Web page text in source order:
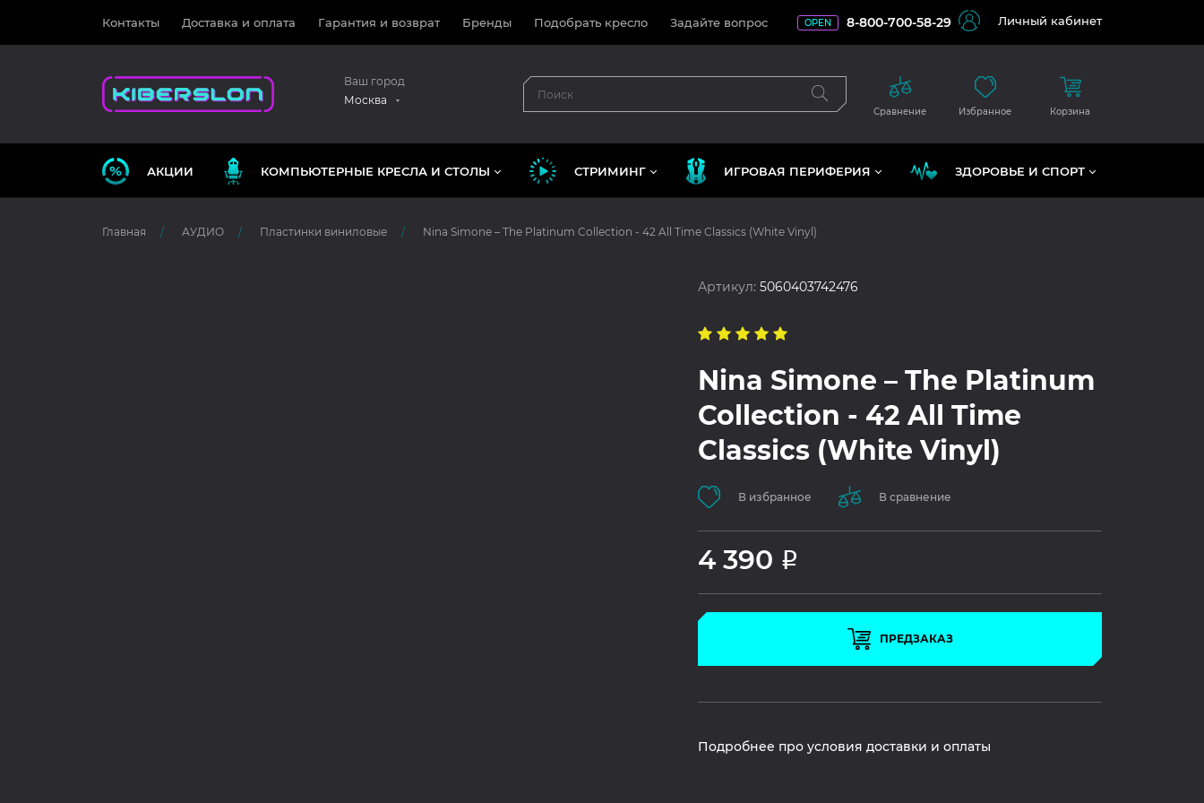
Контакты Доставка и оплата Гарантия и возврат Бренды Подобрать кресло Задайте вопрос OPEN 8-800-700-58-29 Личный кабинет
Ваш город
Москва
Сравнение Избранное Корзина
АКЦИИ КОМПЬЮТЕРНЫЕ КРЕСЛА И СТОЛЫ СТРИМИНГ ИГРОВАЯ ПЕРИФЕРИЯ ЗДОРОВЬЕ И СПОРТ
Главная АУДИО Пластинки виниловые Nina Simone – The Platinum Collection - 42 All Time Classics (White Vinyl)
Артикул:5060403742476
Nina Simone – The Platinum
Collection - 42 All Time
Classics (White Vinyl)
В избранное В сравнение
4 390 Р
ПРЕДЗАКАЗ
Подробнее про условия доставки и оплаты